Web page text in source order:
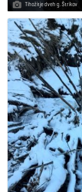
Tihožitje dveh g. Štrikov